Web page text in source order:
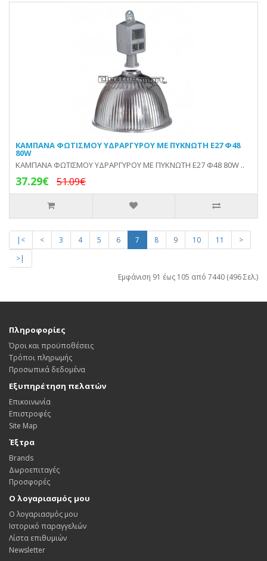
KAMΠΑΝA ΦΩΤΙΣΜΟΥ ΥΔΡΑΡΓΥΡΟΥ ΜΕ ΠΥΚΝΩΤΗ E27 Φ48
80W
KAMΠΑΝA ΦΩΤΙΣΜΟΥ ΥΔΡΑΡΓΥΡΟΥ ΜΕ ΠΥΚΝΩΤΗ E27 Φ48 80W ..
37.29€ 51.09€
|< < 3 4 5 6 7 8 9 10 11
>
>|
Εμφάνιση 91 έως 105 από 7440 (496 Σελ.)
Πληροφορίες
Όροι και προϋποθέσεις
Τρόποι πληρωμής
Προσωπικά δεδομένα
Εξυπηρέτηση πελατών
Επικοινωνία
Επιστροφές
Site Map
Έξτρα
Brands
Δωροεπιταγές
Προσφορές
Ο λογαριασμός μου
Ο λογαριασμός μου
Ιστορικό παραγγελιών
Λίστα επιθυμιών
Newsletter